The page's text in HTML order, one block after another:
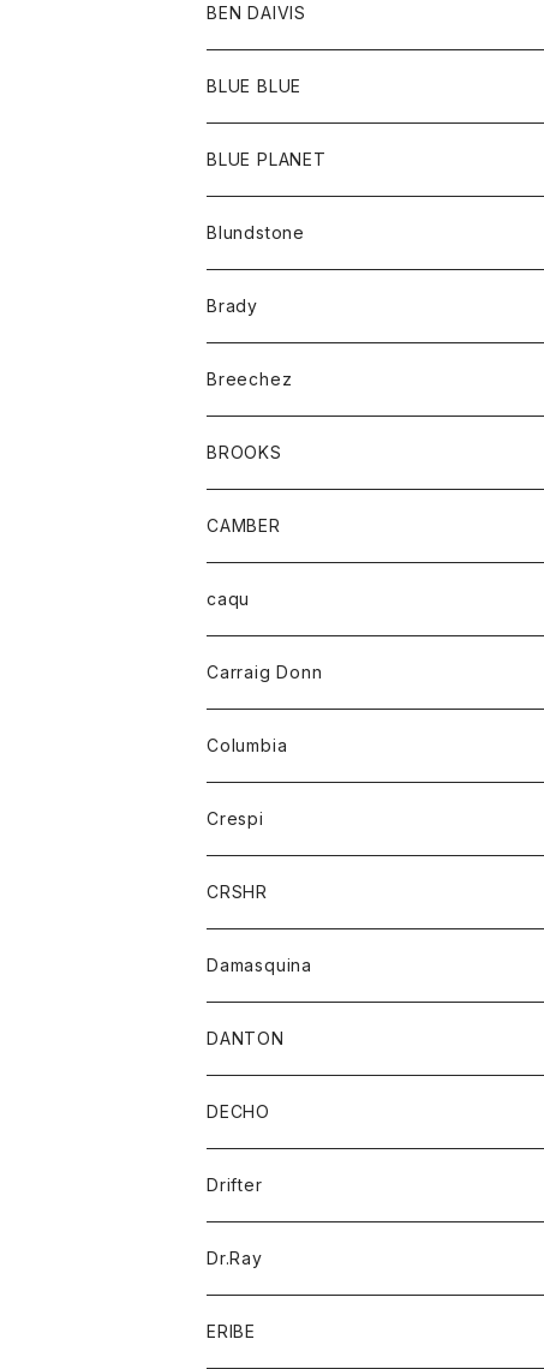
バッグ
ポーチ
トップス
Ｔシャツ
BEN DAIVIS
ポトム
パンツ
BLUE BLUE
アウター
カーディガン
コート
アクセサリー
バッグ
ベルト
キッズ
Tシャツ
グッズ
アンダーウェアー
カードホルダー
チーフ
バンダナ
トップス
カーディガン
トレーナー
パーカー
ボトム
オーバーオール
ショートパンツ
レディース
オーバーオール
カーディガン
Tシャツ
パーカー
BLUE PLANET
サングラス
Blundstone
Brady
Breechez
シャツ
BROOKS
グッズ
靴
CAMBER
トップス
ハーフスリーブTシャツ
caqu
Carraig Donn
ニット
Columbia
アウター
ジャケット
Crespi
ジャケット
ワンピース
ブラウス
CRSHR
キャップ
Damasquina
ウォレット
カードケース
バッグ
DANTON
アウター
コート
ジャケット
アクセサリー
バッグ
キッズ
シャツ
グッズ
DECHO
帽子
Drifter
Dr.Ray
ERIBE